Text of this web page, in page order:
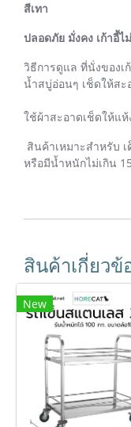
สีเทา
ปลอดภัย มั่งคง เก้าอี้ไ
วิธีการดูแล ที่นั่งของเ
น้ำสบู่อ่อนๆ เช็ดให้สะ
ใช้ผ้าสะอาดเช็ดให้แห้
สินค้าเหมาะสำหรับ
หรือมีน้ำหนักไม่เกิน
สินค้าเกี่ยวข้
New